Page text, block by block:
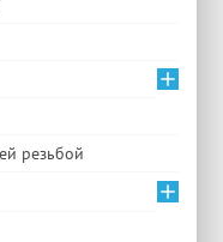
резьбой